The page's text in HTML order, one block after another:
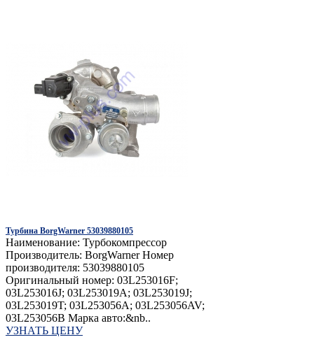
Турбина BorgWarner 53039880105
Наименование: Турбокомпрессор
Производитель: BorgWarner Номер
производителя: 53039880105
Оригинальный номер: 03L253016F;
03L253016J; 03L253019A; 03L253019J;
03L253019T; 03L253056A; 03L253056AV;
03L253056B Марка авто:&nb..
УЗНАТЬ ЦЕНУ